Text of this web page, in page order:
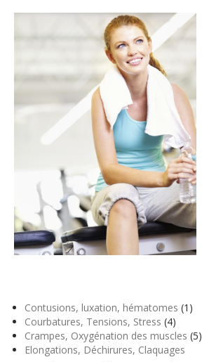
Contusions, luxation, hématomes (1)
Courbatures, Tensions, Stress (4)
Crampes, Oxygénation des muscles (5)
Elongations, Déchirures, Claquages